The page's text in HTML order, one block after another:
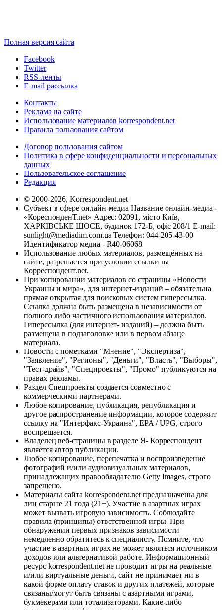
Полная версия сайта
Facebook
Twitter
RSS-ленты
E-mail рассылка
Контакты
Реклама на сайте
Использование материалов korrespondent.net
Правила пользования сайтом
Договор пользования сайтом
Политика в сфере конфиденциальности и персональных
данных
Пользовательское соглашение
Редакция
© 2000-2026, Korrespondent.net
Субъект в сфере онлайн-медиа Название онлайн-медиа -
«КореспонденТ.net» Адрес: 02091, місто Київ,
ХАРКІВСЬКЕ ШОСЕ, будинок 172-Б, офіс 208/1 E-mail:
sunlight@mediadim.com.ua Телефон: 044-205-43-00
Идентификатор медиа - R40-06068
Использование любых материалов, размещённых на
сайте, разрешается при условии ссылки на
Корреспондент.net.
При копировании материалов со страницы «Новости
Украины и мира», для интернет-изданий – обязательна
прямая открытая для поисковых систем гиперссылка.
Ссылка должна быть размещена в независимости от
полного либо частичного использования материалов.
Гиперссылка (для интернет- изданий) – должна быть
размещена в подзаголовке или в первом абзаце
материала.
Новости с пометками "Мнение", "Экспертиза",
"Заявление", "Регионы", "Деньги", "Власть", "Выборы",
"Тест-драйв", "Спецпроекты", "Промо" публикуются на
правах рекламы.
Раздел Спецпроекты создается совместно с
коммерческими партнерами.
Любое копирование, публикация, републикация и
другое распространение информации, которое содержит
ссылку на "Интерфакс-Украина", EPA / UPG, строго
воспрещается.
Владелец веб-страницы в разделе Я- Корреспондент
является автор публикации.
Любое копирование, перепечатка и воспроизведение
фотографий и/или аудиовизуальных материалов,
принадлежащих правообладателю Getty Images, строго
запрещено.
Материалы сайта korrespondent.net предназначены для
лиц старше 21 года (21+). Участие в азартных играх
может вызвать игровую зависимость. Соблюдайте
правила (принципы) ответственной игры. При
обнаружении первых признаков зависимости
немедленно обратитесь к специалисту. Помните, что
участие в азартных играх не может являться источником
доходов или альтернативой работе. Информационный
ресурс korrespondent.net не проводит игры на реальные
и/или виртуальные деньги, сайт не принимает ни в
какой форме оплату ставок и других платежей, которые
связаны/могут быть связаны с азартными играми,
букмекерами или тотализаторами. Какие-либо